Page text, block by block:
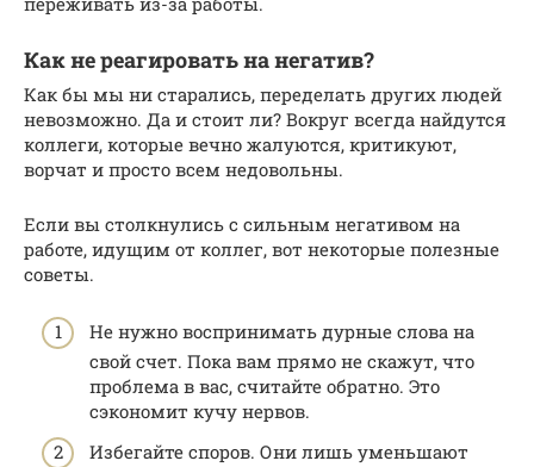
Как не реагировать на негатив?
Как бы мы ни старались, переделать других людей
невозможно. Да и стоит ли? Вокруг всегда найдутся
коллеги, которые вечно жалуются, критикуют,
ворчат и просто всем недовольны.
Если вы столкнулись с сильным негативом на
работе, идущим от коллег, вот некоторые полезные
советы.
Не нужно воспринимать дурные слова на
свой счет. Пока вам прямо не скажут, что
проблема в вас, считайте обратно. Это
сэкономит кучу нервов.
Избегайте споров. Они лишь уменьшают